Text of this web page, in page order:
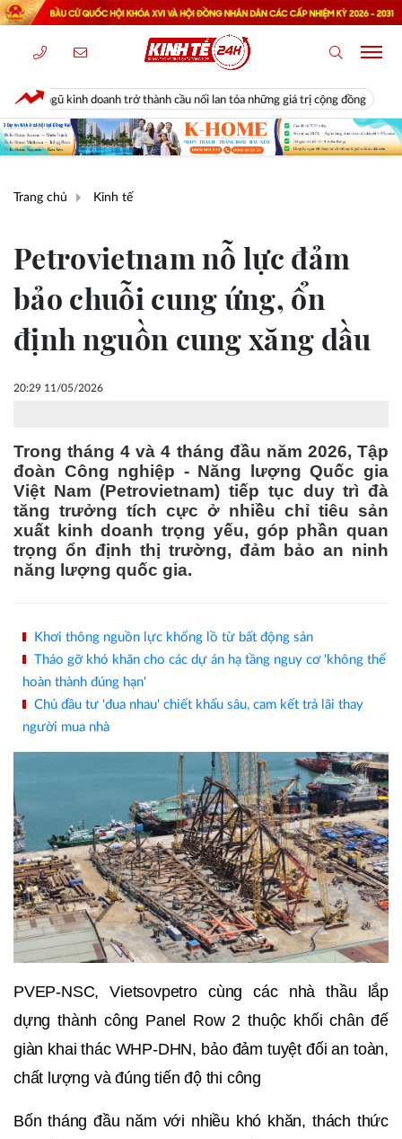
trở thành cầu nối lan tỏa những giá trị cộng đồng Diễn biến bất
Trang chủ Kinh tế
Petrovietnam nỗ lực đảm
bảo chuỗi cung ứng, ổn
định nguồn cung xăng dầu
20:29 11/05/2026
Trong tháng 4 và 4 tháng đầu năm 2026, Tập
đoàn Công nghiệp - Năng lượng Quốc gia
Việt Nam (Petrovietnam) tiếp tục duy trì đà
tăng trưởng tích cực ở nhiều chỉ tiêu sản
xuất kinh doanh trọng yếu, góp phần quan
trọng ổn định thị trường, đảm bảo an ninh
năng lượng quốc gia.
Khơi thông nguồn lực khổng lồ từ bất động sản
Tháo gỡ khó khăn cho các dự án hạ tầng nguy cơ 'không thể
hoàn thành đúng hạn'
Chủ đầu tư 'đua nhau' chiết khấu sâu, cam kết trả lãi thay
người mua nhà
PVEP-NSC, Vietsovpetro cùng các nhà thầu lắp
dựng thành công Panel Row 2 thuộc khối chân đế
giàn khai thác WHP-DHN, bảo đảm tuyệt đối an toàn,
chất lượng và đúng tiến độ thi công
Bốn tháng đầu năm với nhiều khó khăn, thách thức